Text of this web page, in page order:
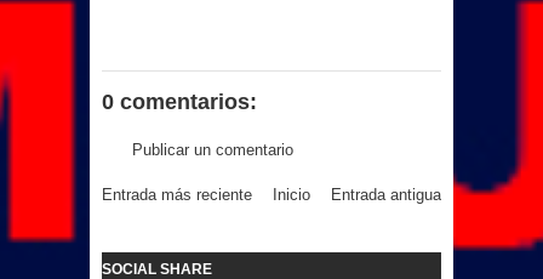
0 comentarios:
Publicar un comentario
Entrada más reciente Entrada antigua
Inicio
SOCIAL SHARE